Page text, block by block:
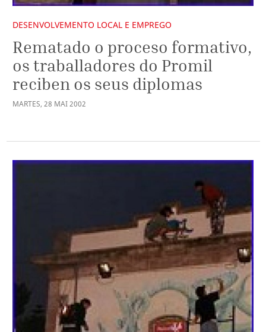
DESENVOLVEMENTO LOCAL E EMPREGO
Rematado o proceso formativo,
os traballadores do Promil
reciben os seus diplomas
MARTES, 28 MAI2002